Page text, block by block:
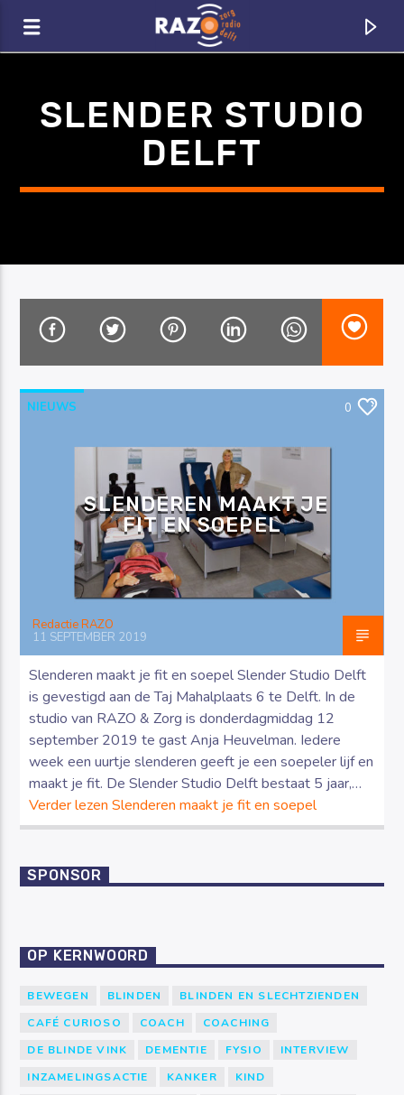
CURRENT TRACK
TITLE
ARTIST
Luister RAZO online
SLENDER STUDIO
DELFT
NIEUWS 0
SLENDEREN MAAKT JE
FIT EN SOEPEL
Redactie RAZO
11 SEPTEMBER 2019
Slenderen maakt je fit en soepel Slender Studio Delft
is gevestigd aan de Taj Mahalplaats 6 te Delft. In de
studio van RAZO & Zorg is donderdagmiddag 12
september 2019 te gast Anja Heuvelman. Iedere
week een uurtje slenderen geeft je een soepeler lijf en
maakt je fit. De Slender Studio Delft bestaat 5 jaar,…
Verder lezen Slenderen maakt je fit en soepel
SPONSOR
OP KERNWOORD
BEWEGEN BLINDEN
BLINDEN EN SLECHTZIENDEN
CAFÉ CURIOSO
COACH
COACHING
DE BLINDE VINK
DEMENTIE FYSIO
INTERVIEW
INZAMELINGSACTIE
KANKER
KIND